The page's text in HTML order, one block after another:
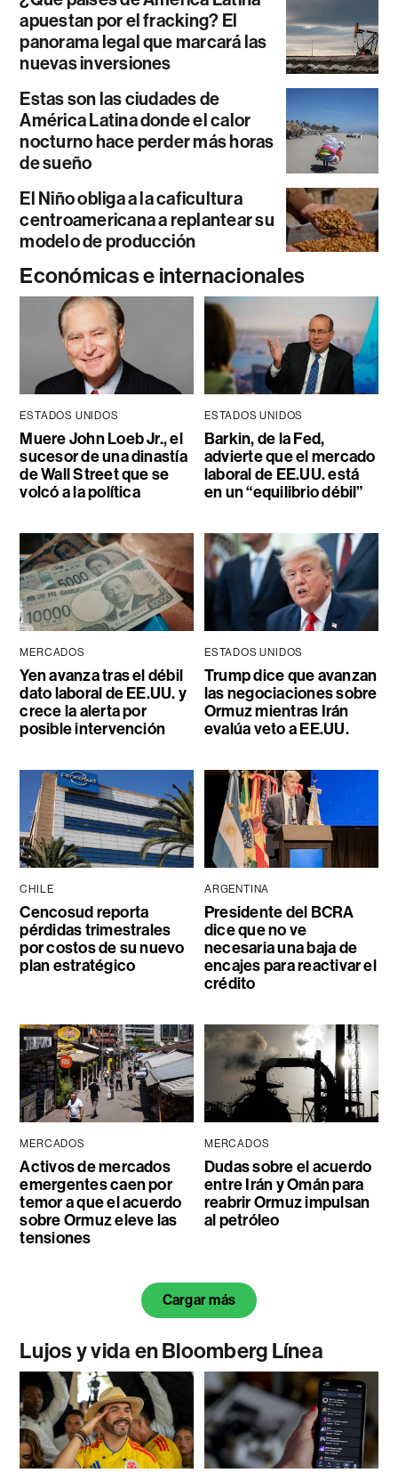
apuestan por el fracking? El
panorama legal que marcará las
nuevas inversiones
Estas son las ciudades de
América Latina donde el calor
nocturno hace perder más horas
de sueño
El Niño obliga a la caficultura
centroamericana a replantear su
modelo de producción
Económicas e internacionales
ESTADOS UNIDOS
Muere John Loeb Jr., el
sucesor de una dinastía
de Wall Street que se
volcó a la política
ESTADOS UNIDOS
Barkin, de la Fed,
advierte que el mercado
laboral de EE.UU. está
en un “equilibrio débil”
MERCADOS
Yen avanza tras el débil
dato laboral de EE.UU. y
crece la alerta por
posible intervención
ESTADOS UNIDOS
Trump dice que avanzan
las negociaciones sobre
Ormuz mientras Irán
evalúa veto a EE.UU.
CHILE
Cencosud reporta
pérdidas trimestrales
por costos de su nuevo
plan estratégico
ARGENTINA
Presidente del BCRA
dice que no ve
necesaria una baja de
encajes para reactivar el
crédito
MERCADOS
Activos de mercados
emergentes caen por
temor a que el acuerdo
sobre Ormuz eleve las
tensiones
MERCADOS
Dudas sobre el acuerdo
entre Irán y Omán para
reabrir Ormuz impulsan
al petróleo
Cargar más
Lujos y vida en Bloomberg Línea